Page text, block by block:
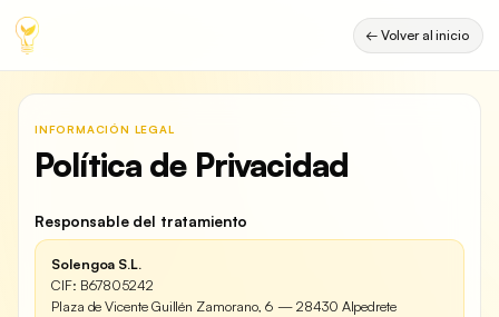
← Volver al inicio
INFORMACIÓN LEGAL
Política de Privacidad
Responsable del tratamiento
Solengoa S.L.
CIF: B67805242
Plaza de Vicente Guillén Zamorano, 6 — 28430 Alpedrete